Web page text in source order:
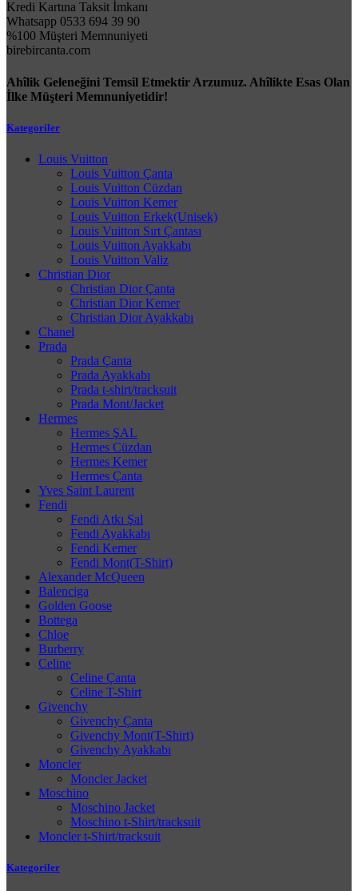
Kredi Kartına Taksit İmkanı
Whatsapp 0533 694 39 90
%100 Müşteri Memnuniyeti
birebircanta.com
Ahîlik Geleneğini Temsil Etmektir Arzumuz. Ahîlikte Esas Olan
İlke Müşteri Memnuniyetidir!
Kategoriler
Louis Vuitton
Louis Vuitton Çanta
Louis Vuitton Cüzdan
Louis Vuitton Kemer
Louis Vuitton Erkek(Unisek)
Louis Vuitton Sırt Çantası
Louis Vuitton Ayakkabı
Louis Vuitton Valiz
Christian Dior
Christian Dior Çanta
Christian Dior Kemer
Christian Dior Ayakkabı
Chanel
Prada
Prada Çanta
Prada Ayakkabı
Prada t-shirt/tracksuit
Prada Mont/Jacket
Hermes
Hermes ŞAL
Hermes Cüzdan
Hermes Kemer
Hermes Çanta
Yves Saint Laurent
Fendi
Fendi Atkı Şal
Fendi Ayakkabı
Fendi Kemer
Fendi Mont(T-Shirt)
Alexander McQueen
Balenciga
Golden Goose
Bottega
Chloe
Burberry
Celine
Celine Çanta
Celine T-Shirt
Givenchy
Givenchy Çanta
Givenchy Mont(T-Shirt)
Givenchy Ayakkabı
Moncler
Moncler Jacket
Moschino
Moschino Jacket
Moschino t-Shirt/tracksuit
Moncler t-Shirt/tracksuit
Kategoriler